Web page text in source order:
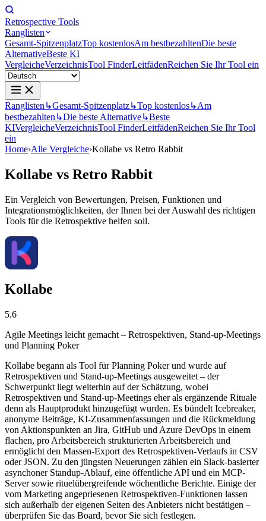
Retrospective Tools
Ranglisten
Gesamt-SpitzenplatzTop kostenlosAm bestbezahltenDie beste
AlternativeBeste KI
VergleicheVerzeichnisTool FinderLeitfädenReichen Sie Ihr Tool ein
Ranglisten ↳Gesamt-Spitzenplatz↳Top kostenlos↳Am
bestbezahlten ↳Die beste Alternative↳Beste
KIVergleicheVerzeichnisTool FinderLeitfädenReichen Sie Ihr Tool
ein
Home›Alle Vergleiche›Kollabe vs Retro Rabbit
Kollabe vs Retro Rabbit
Ein Vergleich von Bewertungen, Preisen, Funktionen und
Integrationsmöglichkeiten, der Ihnen bei der Auswahl des richtigen
Tools für die Retrospektive helfen soll.
Kollabe
5.6
Agile Meetings leicht gemacht – Retrospektiven, Stand-up-Meetings
und Planning Poker
Kollabe begann als Tool für Planning Poker und wurde auf
Retrospektiven und Stand-up-Meetings ausgeweitet – der
Schwerpunkt liegt weiterhin auf der Schätzung, wobei
Retrospektiven und Stand-up-Meetings eher als ergänzende Rituale
denn als Hauptprodukt hinzugefügt wurden. Es bündelt Icebreaker,
anonyme Beiträge, KI-Zusammenfassungen und die Rückmeldung
von Aktionspunkten an Jira, GitHub und Azure DevOps in einem
flachen, pro Arbeitsbereich strukturierten Arbeitsbereich und
ermöglicht den Massen-Export des Retrospektiven-Verlaufs in CSV
oder JSON. Zu den jüngsten Neuerungen zählen ein Slack-basierter
asynchoner Standup-Ablauf, eine öffentliche API und ein MCP-
Server sowie rituelübergreifende wöchentliche Berichte. Einige der
vom Marketing angepriesenen Retrospektiven-Funktionen lassen
sich außerhalb der eigenen Seiten des Anbieters nicht bestätigen –
überprüfen Sie das Board, bevor Sie sich festlegen.